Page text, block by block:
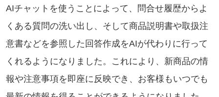
AIチャットを使うことによって、問合せ履歴からよ
くある質問の洗い出し、そして商品説明書や取扱注
意書などを参照した回答作成をAIが代わりに行って
くれるようになりました。これにより、新商品の情
報や注意事項を即座に反映でき、お客様もいつでも